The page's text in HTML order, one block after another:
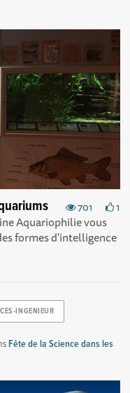
701 1
Aquariophilie vous
formes d'intelligence
INGENIEUR
Fête de la Science dans les